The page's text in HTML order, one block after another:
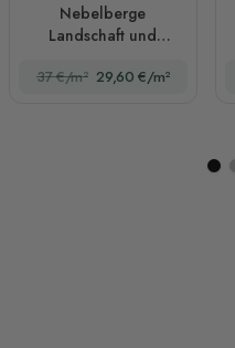
Nebelberge
Landschaft und
Fototapete
37 €/m² 29,60 €/m²